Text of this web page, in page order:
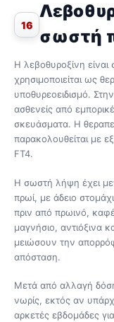
16
σωστή
Η λεβοθυροξίνη
χρησιμοποιείται ως
υποθυρεοειδισμό.
ασθενείς από
σκευάσματα. Η
παρακολουθείται με
FT4.
Η σωστή λήψη έχει
πρωί, με άδειο
πριν από πρωινό,
μαγνήσιο, αντιόξινα
μειώσουν την
απόσταση.
Μετά από αλλαγή
νωρίς, εκτός αν
αρκετές εβδομάδες